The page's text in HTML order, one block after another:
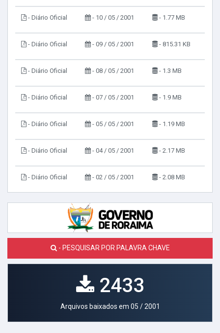
- Diário Oficial - 10 / 05 / 2001 - 1.77 MB
- Diário Oficial - 09 / 05 / 2001 - 815.31 KB
- Diário Oficial - 08 / 05 / 2001 - 1.3 MB
- Diário Oficial - 07 / 05 / 2001 - 1.9 MB
- Diário Oficial - 05 / 05 / 2001 - 1.19 MB
- Diário Oficial - 04 / 05 / 2001 - 2.17 MB
- Diário Oficial - 02 / 05 / 2001 - 2.08 MB
- PESQUISAR POR PALAVRA CHAVE
2433
Arquivos baixados em 05 / 2001